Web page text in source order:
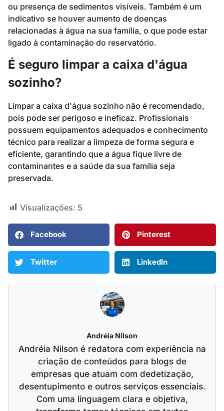
ou presença de sedimentos visíveis. Também é um
indicativo se houver aumento de doenças
relacionadas à água na sua família, o que pode estar
ligado à contaminação do reservatório.
É seguro limpar a caixa d'água
sozinho?
Limpar a caixa d'água sozinho não é recomendado,
pois pode ser perigoso e ineficaz. Profissionais
possuem equipamentos adequados e conhecimento
técnico para realizar a limpeza de forma segura e
eficiente, garantindo que a água fique livre de
contaminantes e a saúde da sua família seja
preservada.
Visualizações: 5
Facebook Pinterest
Twitter LinkedIn
Andréia Nilson
Andréia Nilson é redatora com experiência na
criação de conteúdos para blogs de
empresas que atuam com dedetização,
desentupimento e outros serviços essenciais.
Com uma linguagem clara e objetiva,